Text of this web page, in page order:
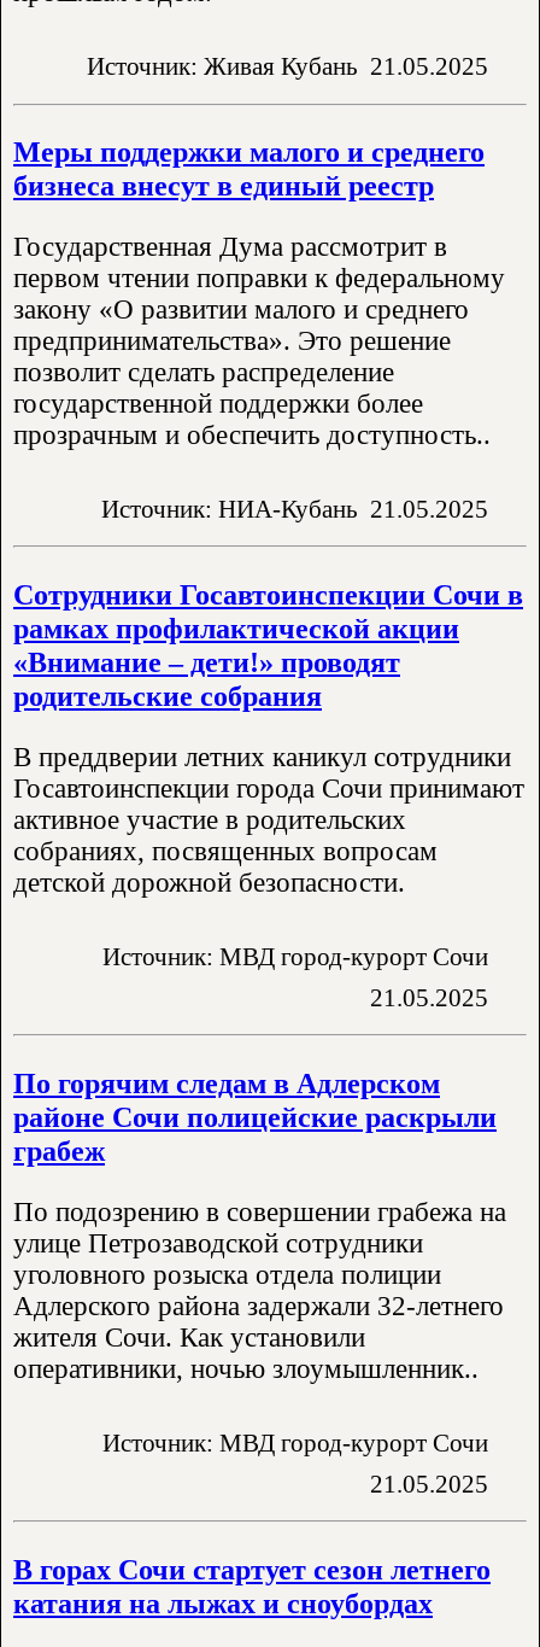
Источник: Живая Кубань 21.05.2025
Меры поддержки малого и среднего
бизнеса внесут в единый реестр
Государственная Дума рассмотрит в
первом чтении поправки к федеральному
закону «О развитии малого и среднего
предпринимательства». Это решение
позволит сделать распределение
государственной поддержки более
прозрачным и обеспечить доступность..
Источник: НИА-Кубань 21.05.2025
Сотрудники Госавтоинспекции Сочи в
рамках профилактической акции
«Внимание – дети!» проводят
родительские собрания
В преддверии летних каникул сотрудники
Госавтоинспекции города Сочи принимают
активное участие в родительских
собраниях, посвященных вопросам
детской дорожной безопасности.
Источник: МВД город-курорт Сочи
21.05.2025
По горячим следам в Адлерском
районе Сочи полицейские раскрыли
грабеж
По подозрению в совершении грабежа на
улице Петрозаводской сотрудники
уголовного розыска отдела полиции
Адлерского района задержали 32-летнего
жителя Сочи. Как установили
оперативники, ночью злоумышленник..
Источник: МВД город-курорт Сочи
21.05.2025
В горах Сочи стартует сезон летнего
катания на лыжах и сноубордах